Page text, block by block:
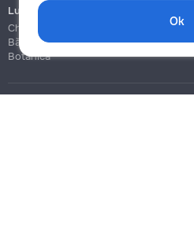
Ok
Lucrări de construcție și instalare
Chișinău
Bălți
Botanica